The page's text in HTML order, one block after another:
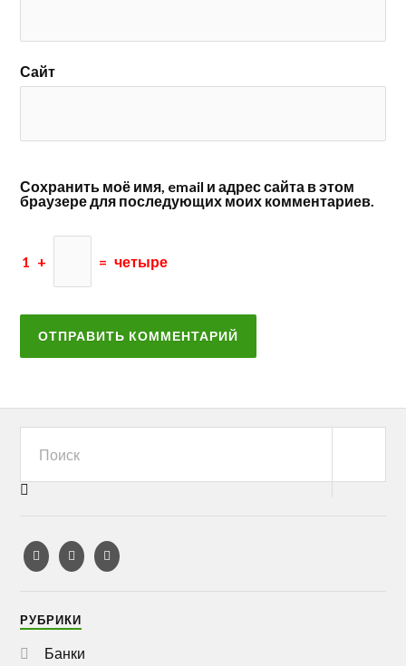
Сайт
Сохранить моё имя, email и адрес сайта в этом
браузере для последующих моих комментариев.
1 + = четыре
РУБРИКИ
Банки